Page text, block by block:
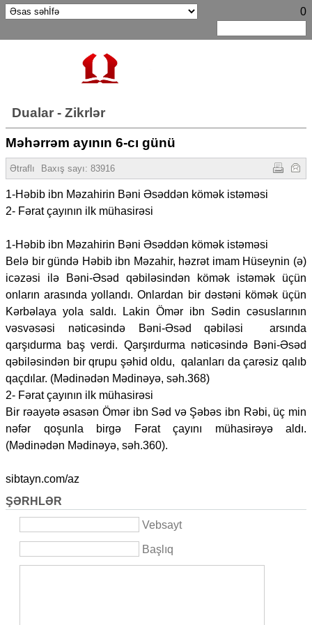
0
Dualar - Zikrlər
Məhərrəm ayının 6-cı günü
Ətraflı Baxış sayı: 83916
1-Həbib ibn Məzahirin Bəni Əsəddən kömək istəməsi
2- Fərat çayının ilk mühasirəsi
1-Həbib ibn Məzahirin Bəni Əsəddən kömək istəməsi
Belə bir gündə Həbib ibn Məzahir, həzrət imam Hüseynin (ə)
icəzəsi ilə Bəni-Əsəd qəbiləsindən kömək istəmək üçün
onların arasında yollandı. Onlardan bir dəstəni kömək üçün
Kərbəlaya yola saldı. Lakin Ömər ibn Sədin cəsuslarının
vəsvəsəsi nəticəsində Bəni-Əsəd qəbiləsi arsında
qarşıdurma baş verdi. Qarşırdurma nəticəsində Bəni-Əsəd
qəbiləsindən bir qrupu şəhid oldu, qalanları da çarəsiz qalıb
qaçdılar. (Mədinədən Mədinəyə, səh.368)
2- Fərat çayının ilk mühasirəsi
Bir rəayətə əsasən Ömər ibn Səd və Şəbəs ibn Rəbi, üç min
nəfər qoşunla birgə Fərat çayını mühasirəyə aldı.
(Mədinədən Mədinəyə, səh.360).
sibtayn.com/az
ŞƏRHLƏR
Vebsayt
Başlıq